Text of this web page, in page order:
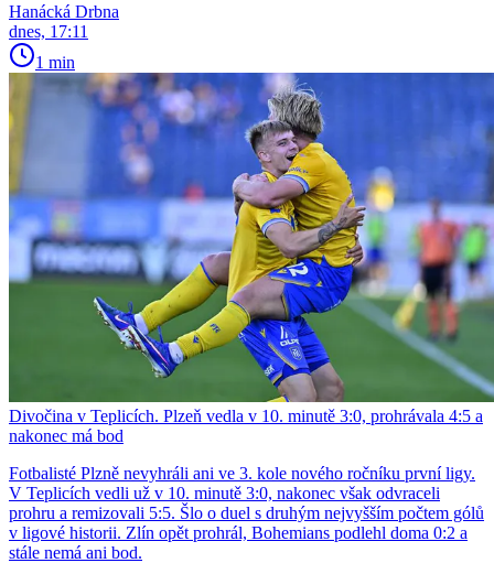
Hanácká Drbna
dnes, 17:11
1 min
Divočina v Teplicích. Plzeň vedla v 10. minutě 3:0, prohrávala 4:5 a
nakonec má bod
Fotbalisté Plzně nevyhráli ani ve 3. kole nového ročníku první ligy.
V Teplicích vedli už v 10. minutě 3:0, nakonec však odvraceli
prohru a remizovali 5:5. Šlo o duel s druhým nejvyšším počtem gólů
v ligové historii. Zlín opět prohrál, Bohemians podlehl doma 0:2 a
stále nemá ani bod.